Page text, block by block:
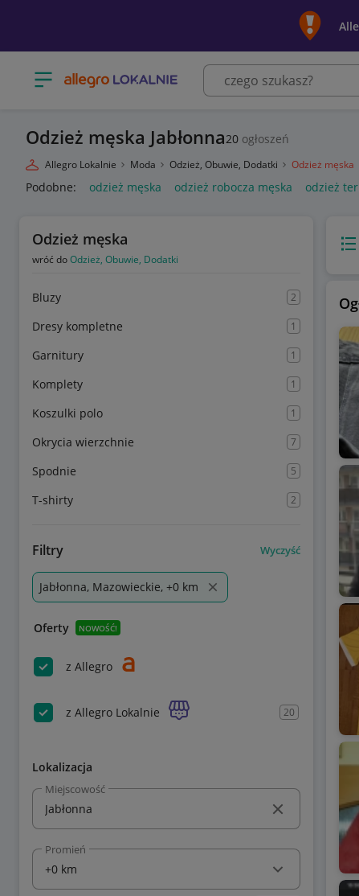
Otwórz menu z kategoriami
Odzież męska Jabłonna20 ogłoszeń
Allegro Lokalnie Moda Odzież, Obuwie, Dodatki Odzież męska
Podobne: odzież męska odzież robocza męska odzież
Odzież męska
wróć doOdzież, Obuwie, Dodatki
Bluzy 2
Dresy kompletne 1
Garnitury 1
Komplety 1
Koszulki polo 1
Okrycia wierzchnie 7
Spodnie 5
T-shirty 2
Filtry Wyczyść
Jabłonna, Mazowieckie, +0 km
Oferty NOWOŚĆ!
z Allegro
z Allegro Lokalnie 20
Lokalizacja
Miejscowość
Promień